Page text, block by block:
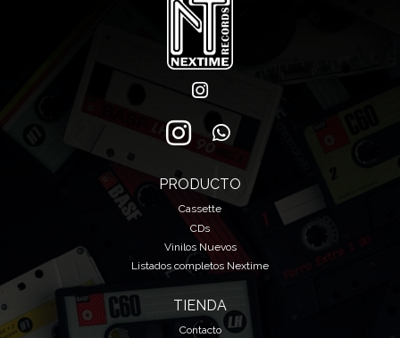
PRODUCTO
Cassette
CDs
Vinilos Nuevos
Listados completos Nextime
TIENDA
Contacto